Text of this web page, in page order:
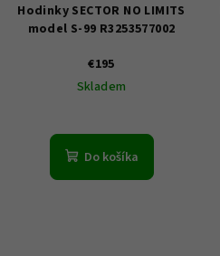
Hodinky SECTOR NO LIMITS
model S-99 R3253577002
€195
Skladem
Do košíka